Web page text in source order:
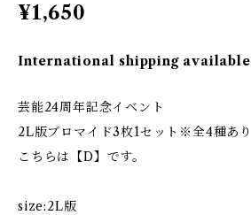
¥1,650
International shipping available
芸能24周年記念イベント
2L版ブロマイド3枚1セット※全4種あり
こちらは【D】です。
size:2L版